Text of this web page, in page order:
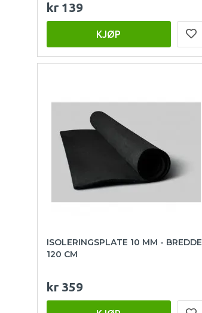
kr 139
KJØP
ISOLERINGSPLATE 10 MM - BREDDE
120 CM
kr 359